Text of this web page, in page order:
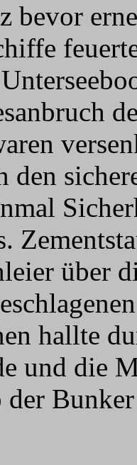
bevor
den
über
hallte
und die